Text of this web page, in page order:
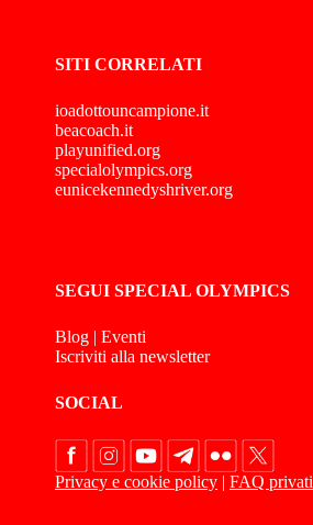
SITI CORRELATI
ioadottouncampione.it
beacoach.it
playunified.org
specialolympics.org
eunicekennedyshriver.org
SEGUI SPECIAL OLYMPICS
Blog | Eventi
Iscriviti alla newsletter
SOCIAL
Privacy e cookie policy | FAQ privati